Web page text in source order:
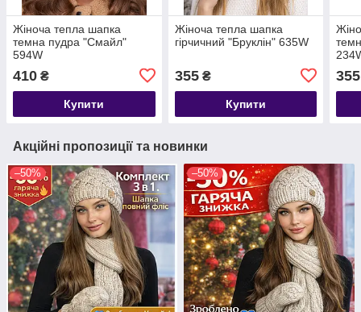
Жіноча тепла шапка
темна пудра "Смайл"
594W
410 ₴
Купити
Жіноча тепла шапка
гірчичний "Бруклін" 635W
355₴
Купити
355
Акційні пропозиції та новинки
–50% –50%